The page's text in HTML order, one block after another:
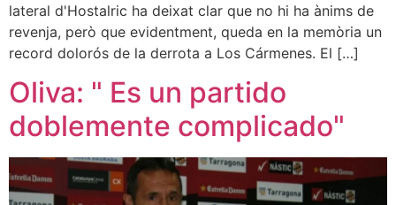
lateral d'Hostalric ha deixat clar que no hi ha ànims de
revenja, però que evidentment, queda en la memòria un
record dolorós de la derrota a Los Cármenes. El […]
Oliva: " Es un partido
doblemente complicado"